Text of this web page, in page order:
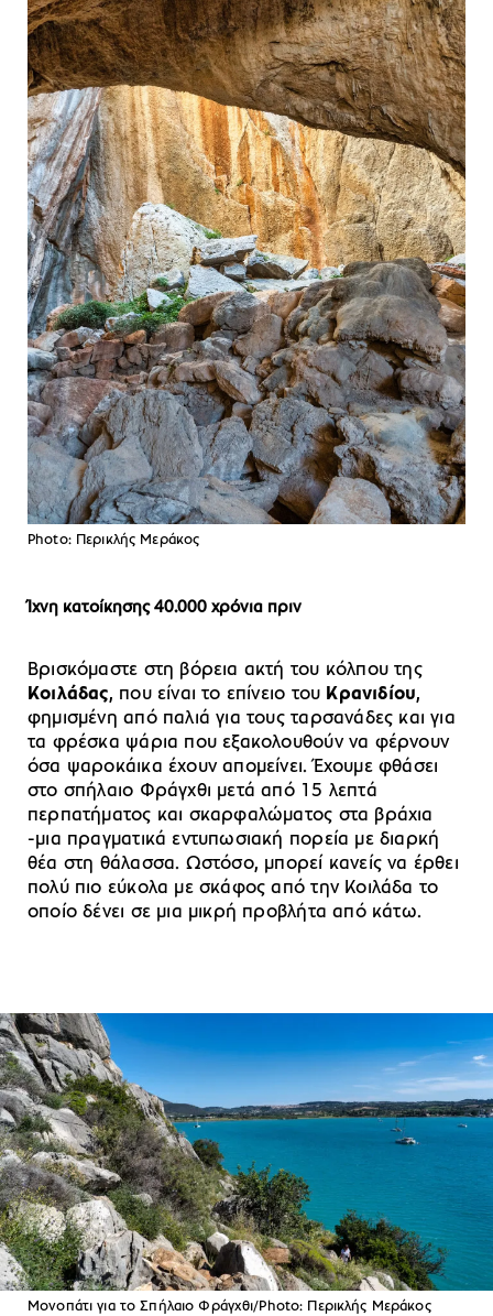
Photo: Περικλής Μεράκος
Ίχνη κατοίκησης 40.000 χρόνια πριν
Bρισκόμαστε στη βόρεια ακτή του κόλπου της
Κοιλάδας, που είναι το επίνειο του Κρανιδίου,
φημισμένη από παλιά για τους ταρσανάδες και για
τα φρέσκα ψάρια που εξακολουθούν να φέρνουν
όσα ψαροκάικα έχουν απομείνει. Έχουμε φθάσει
στο σπήλαιο Φράγχθι μετά από 15 λεπτά
περπατήματος και σκαρφαλώματος στα βράχια
-μια πραγματικά εντυπωσιακή πορεία με διαρκή
θέα στη θάλασσα. Ωστόσο, μπορεί κανείς να έρθει
πολύ πιο εύκολα με σκάφος από την Κοιλάδα το
οποίο δένει σε μια μικρή προβλήτα από κάτω.
Μονοπάτι για το Σπήλαιο Φράγχθι/Photo: Περικλής Μεράκος